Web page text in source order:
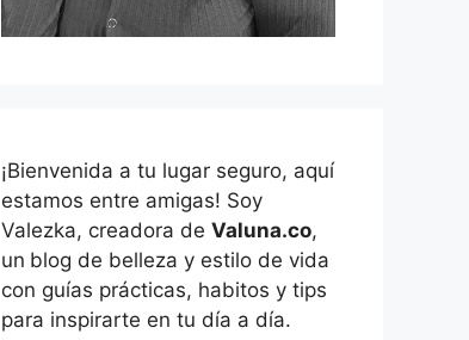
¡Bienvenida a tu lugar seguro, aquí
estamos entre amigas! Soy
Valezka, creadora de Valuna.co,
un blog de belleza y estilo de vida
con guías prácticas, habitos y tips
para inspirarte en tu día a día.